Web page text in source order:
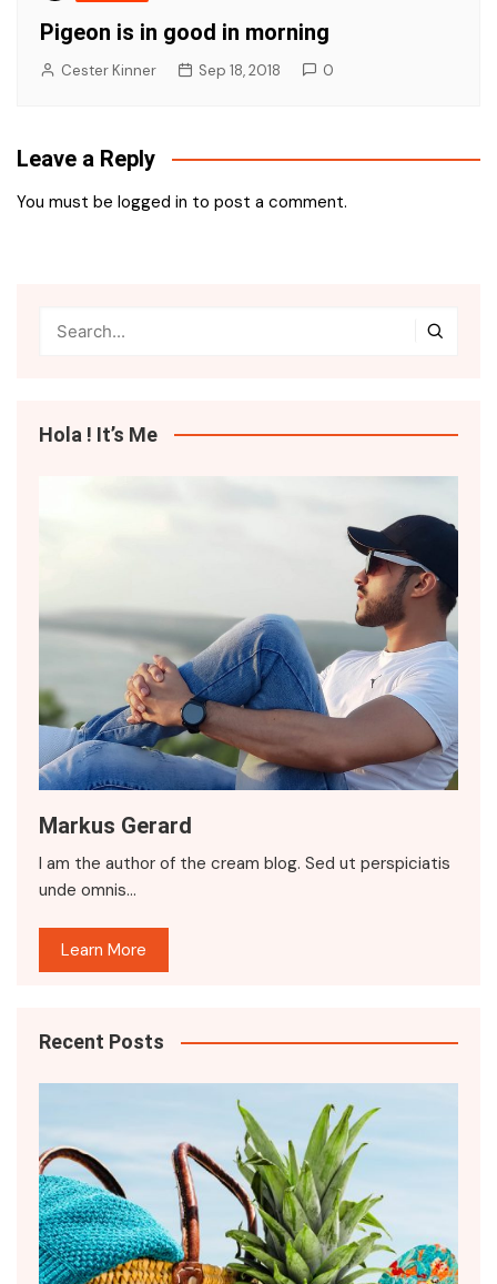
Pigeon is in good in morning
Cester Kinner Sep 18, 2018 0
Leave a Reply
You must be logged in to post a comment.
Hola ! It’s Me
Markus Gerard
I am the author of the cream blog. Sed ut perspiciatis
unde omnis…
Learn More
Recent Posts